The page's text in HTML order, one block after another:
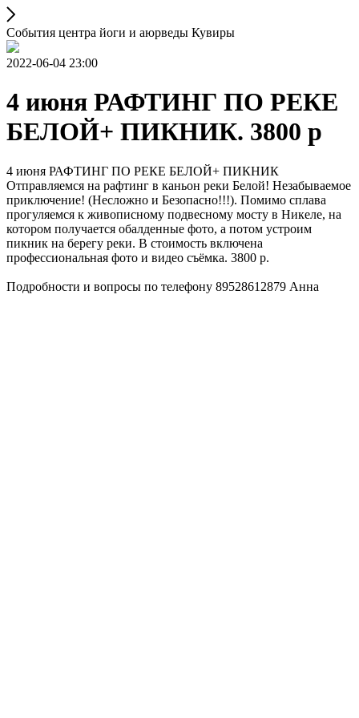
События центра йоги и аюрведы Кувиры
2022-06-04 23:00
4 июня РАФТИНГ ПО РЕКЕ
БЕЛОЙ+ ПИКНИК. 3800 р
4 июня РАФТИНГ ПО РЕКЕ БЕЛОЙ+ ПИКНИК
Отправляемся на рафтинг в каньон реки Белой! Незабываемое
приключение! (Несложно и Безопасно!!!). Помимо сплава
прогуляемся к живописному подвесному мосту в Никеле, на
котором получается обалденные фото, а потом устроим
пикник на берегу реки. В стоимость включена
профессиональная фото и видео съёмка. 3800 р.
Подробности и вопросы по телефону 89528612879 Анна